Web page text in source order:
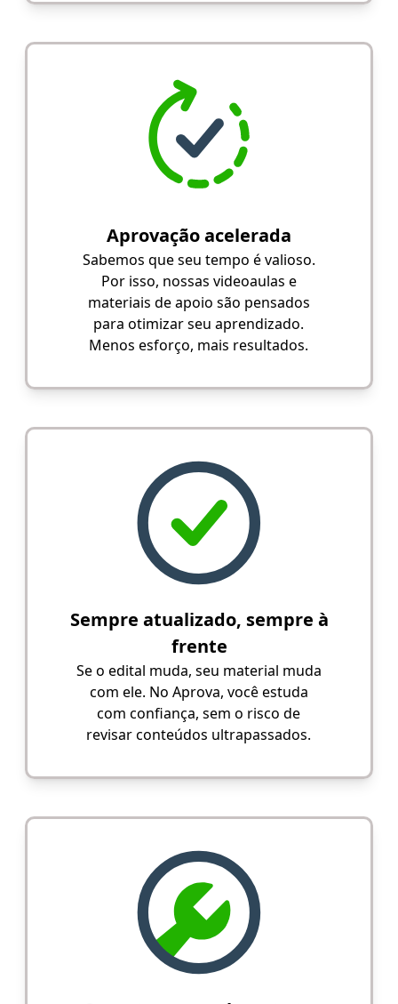
Aprovação acelerada
Sabemos que seu tempo é valioso.
Por isso, nossas videoaulas e
materiais de apoio são pensados
para otimizar seu aprendizado.
Menos esforço, mais resultados.
Sempre atualizado, sempre à
frente
Se o edital muda, seu material muda
com ele. No Aprova, você estuda
com confiança, sem o risco de
revisar conteúdos ultrapassados.